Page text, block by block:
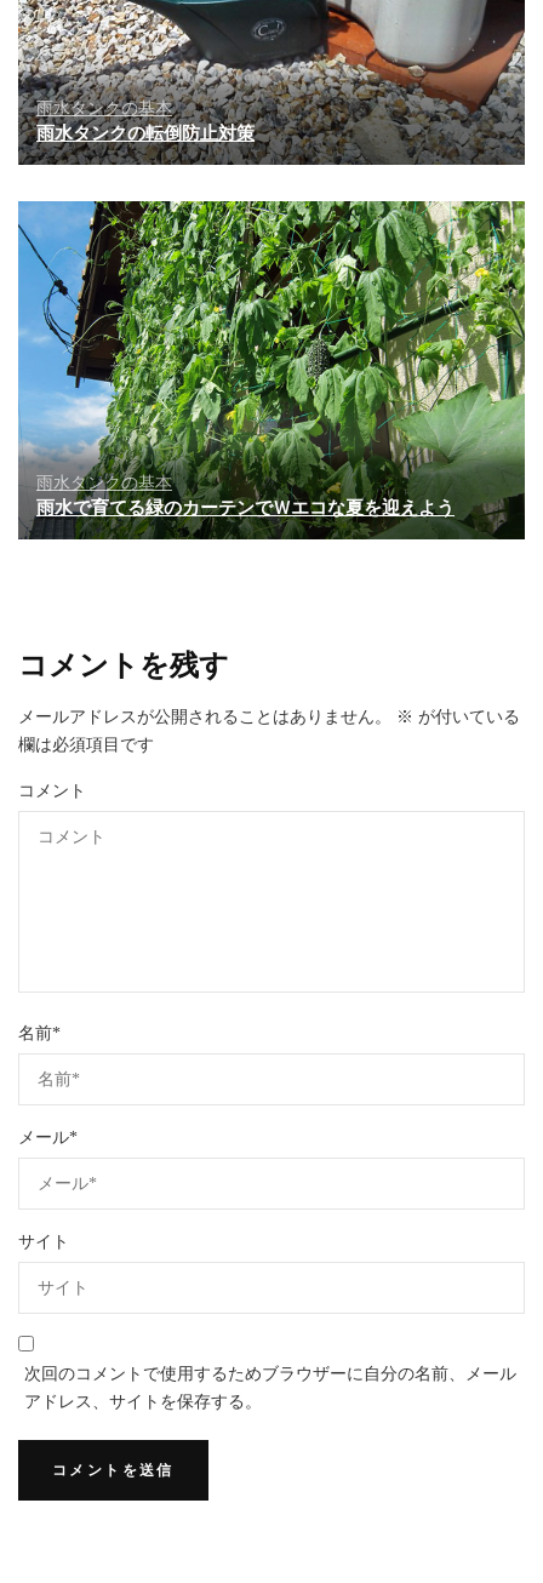
雨水タンクの基本
雨水タンクの転倒防止対策
雨水タンクの基本
雨水で育てる緑のカーテンでＷエコな夏を迎えよう
コメントを残す
メールアドレスが公開されることはありません。 ※ が付いている
欄は必須項目です
コメント
名前*
メール*
サイト
次回のコメントで使用するためブラウザーに自分の名前、メール
アドレス、サイトを保存する。